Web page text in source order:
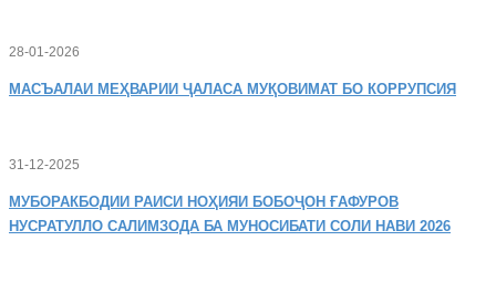
28-01-2026
МАСЪАЛАИ МЕҲВАРИИ ҶАЛАСА МУҚОВИМАТ БО КОРРУПСИЯ
31-12-2025
МУБОРАКБОДИИ РАИСИ НОҲИЯИ БОБОҶОН ҒАФУРОВ
НУСРАТУЛЛО САЛИМЗОДА БА МУНОСИБАТИ СОЛИ НАВИ 2026